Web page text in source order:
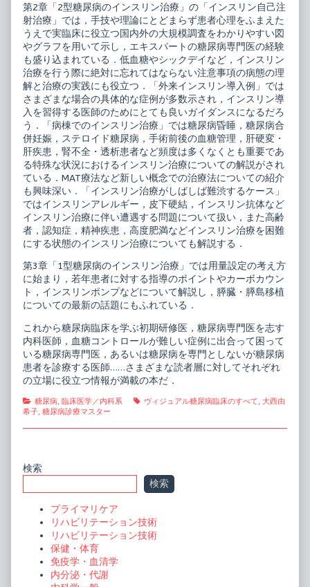
第2章「2型糖尿病のインスリン治療」の「インスリン自己注
射治療」では，手技や理論にとどまらず患者心理をふまえた
うえで実臨床に役立つ国内外の大規模調査をわかりやすい図
やグラフを用いて示し，エキスパートの糖尿病専門医の経験
も盛り込まれている．低血糖やシックデイなど，インスリン
治療を行う際に絶対に忘れてはならない注意事項の病態の理
解と治療の実践にも役立つ．「外来インスリン導入例」では
さまざまな場合の具体的な症例が多数示され，インスリン導
入を習得する医師のためにとても良いガイダンスになるだろ
う．「病棟でのインスリン治療」では糖尿病昏睡，糖尿病合
併妊娠，ステロイド糖尿病，手術前後の血糖管理，肝硬変・
肝疾患，腎不全・透析患者など頻度は多くなくとも重要であ
る特殊な状況におけるインスリン治療についての解説がされ
ている．MAT療法など新しい概念での治療法についての紹介
も興味深い．「インスリン治療がしばしば難渋するケース」
ではインスリンアレルギー，皮下硬結，インスリン抗体など
インスリン治療に伴い遭遇する問題について扱い，また高齢
者，認知症，精神疾患，高度肥満などインスリン治療を困難
にする状態のインスリン治療についても解説する．
第3章「1型糖尿病のインスリン治療」では用量設定の考え方
に始まり，若年患者に対する指導のポイントやカーボカウン
ト，インスリンポンプなどについて解説し，膵臓・膵島移植
についての最新の話題にもふれている．
これから糖尿病臨床を学ぶ初期研修医，糖尿病専門医を志す
内科医師，血糖コントロールが難しい症例に出合って困って
いる糖尿病専門医，あるいは糖尿病を専門としないが糖尿病
患者を診療する医師……さまざまな読者層に対してそれぞれ
の立場に役立つ情報が満載の本だ．
Categories
糖尿病, 臨床医学／内科系 Tags
ヴィジュアル糖尿病臨床のすべて, 大西由
希子, 糖尿病診療マスター
Primary
Sidebar
検索
検索
プライマリケア
リハビリテーション技術
リハビリテーション技術
保健・体育
免疫学・血清学
内分泌・代謝